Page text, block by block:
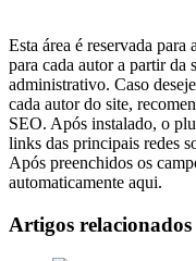
Esta área é reservada
para cada autor a partir da
administrativo. Caso
cada autor do site,
SEO. Após instalado, o
links das principais redes
Após preenchidos os
automaticamente aqui.
Artigos relacionados